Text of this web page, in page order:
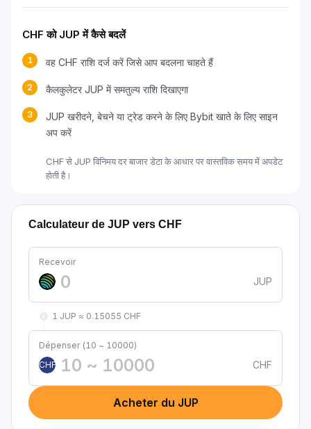
CHF को JUP में कैसे बदलें
1 वह CHF राशि दर्ज करें जिसे आप बदलना चाहते हैं
2 कैलकुलेटर JUP में समतुल्य राशि दिखाएगा
3
JUP खरीदने, बेचने या ट्रेड करने के लिए Bybit खाते के लिए साइन
अप करें
CHF से JUP विनिमय दर बाजार डेटा के आधार पर वास्तविक समय में अपडेट
होती है।
Calculateur de JUP vers CHF
Recevoir
JUP
1 JUP ≈ 0.15055 CHF
Dépenser (10 ~ 10000)
CHF
CHF
Acheter du JUP